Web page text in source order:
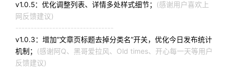
v1.0.5：优化调整列表、详情多处样式细节； (感谢用户喜欢上
网反馈建议)
--------------------------------
v1.0.3：增加“文章页标题去掉分类名”开关，优化今日发布统计
机制； (感谢阿Q、黑哥爱拉风、Old times、开心每一天等用户
反馈建议)